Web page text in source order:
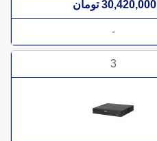
30,420,000 تومان
-
3